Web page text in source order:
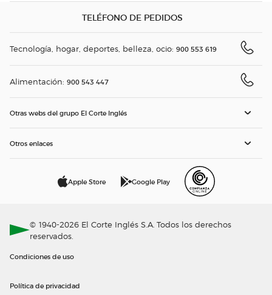
TELÉFONO DE PEDIDOS
Tecnología, hogar, deportes, belleza, ocio: 900 553 619
Alimentación: 900 543 447
Otras webs del grupo El Corte Inglés
Otros enlaces
Apple Store Google Play
© 1940-2026 El Corte Inglés S.A. Todos los derechos
reservados.
Condiciones de uso
Política de privacidad